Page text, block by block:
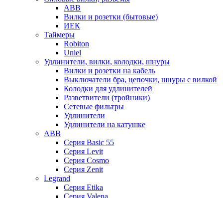
ABB
Вилки и розетки (бытовые)
ИЕК
Таймеры
Robiton
Uniel
Удлинители, вилки, колодки, шнуры
Вилки и розетки на кабель
Выключатели бра, цепочки, шнуры с вилкой
Колодки для удлинителей
Разветвители (тройники)
Сетевые фильтры
Удлинители
Удлинители на катушке
ABB
Серия Basic 55
Серия Levit
Серия Cosmo
Серия Zenit
Legrand
Серия Etika
Серия Valena